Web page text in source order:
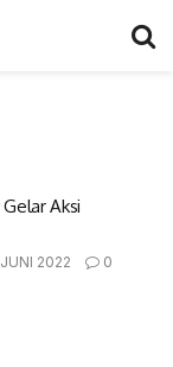
Aksi
2022 0